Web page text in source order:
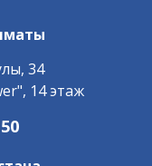
34
14 этаж